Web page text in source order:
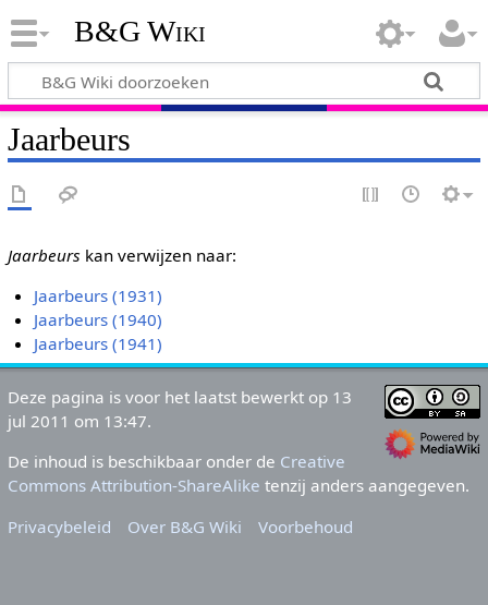
B&G Wiki
Jaarbeurs
Jaarbeurs kan verwijzen naar:
Jaarbeurs (1931)
Jaarbeurs (1940)
Jaarbeurs (1941)
Deze pagina is voor het laatst bewerkt op 13
jul 2011 om 13:47.
De inhoud is beschikbaar onder de Creative
Commons Attribution-ShareAlike tenzij anders aangegeven.
Privacybeleid
Over B&G Wiki Voorbehoud